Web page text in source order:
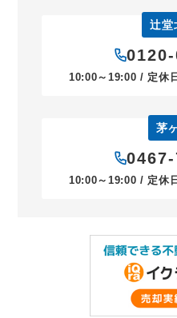
辻堂
10:00～19:00 / 定休
茅
10:00～19:00 / 定休